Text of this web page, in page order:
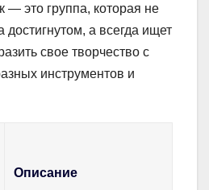
— это группа, которая не
достигнутом, а всегда ищет
свое творчество с
инструментов и
Описание